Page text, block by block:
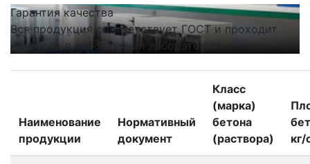
Гарантия качества
Вся продукция соответствует ГОСТ и проходит
контроль в собственной лаборатории.
Наименование
продукции
Нормативный
документ
Класс
(марка)
бетона
(раствора)
кг/